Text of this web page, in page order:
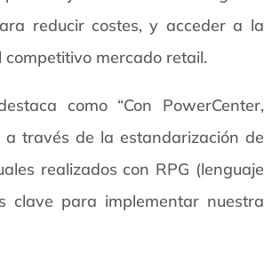
reducir costes, y acceder a la
mercado retail.
como “Con PowerCenter,
través de la estandarización de
realizados con RPG (lenguaje
clave para implementar nuestra